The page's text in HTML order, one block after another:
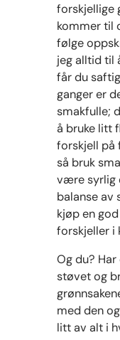
forskjellige
kommer til
følge
jeg alltid til
får du
ganger er
smakfulle;
å bruke litt
forskjell på
så bruk
være syrlig
balanse av
kjøp en
forskjeller i
Og du?
støvet og
med den
litt av alt i